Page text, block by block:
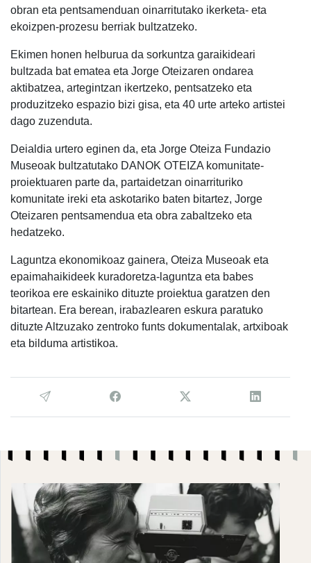
obran eta pentsamenduan oinarritutako ikerketa- eta
ekoizpen-prozesu berriak bultzatzeko.
Ekimen honen helburua da sorkuntza garaikideari
bultzada bat ematea eta Jorge Oteizaren ondarea
aktibatzea, artegintzan ikertzeko, pentsatzeko eta
produzitzeko espazio bizi gisa, eta 40 urte arteko artistei
dago zuzenduta.
Deialdia urtero eginen da, eta Jorge Oteiza Fundazio
Museoak bultzatutako DANOK OTEIZA komunitate-
proiektuaren parte da, partaidetzan oinarrituriko
komunitate ireki eta askotariko baten bitartez, Jorge
Oteizaren pentsamendua eta obra zabaltzeko eta
hedatzeko.
Laguntza ekonomikoaz gainera, Oteiza Museoak eta
epaimahaikideek kuradoretza-laguntza eta babes
teorikoa ere eskainiko dituzte proiektua garatzen den
bitartean. Era berean, irabazlearen eskura paratuko
dituzte Altzuzako zentroko funts dokumentalak, artxiboak
eta bilduma artistikoa.